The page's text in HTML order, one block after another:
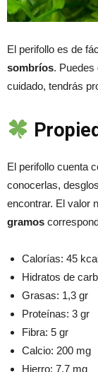
El perifollo es de
sombríos. Puedes
cuidado, tendrás
El perifollo cuenta
conocerlas,
encontrar. El valor
gramos
Calorías: 45
Hidratos de
Grasas: 1,3 gr
Proteínas: 3 gr
Fibra: 5 gr
Calcio: 200 mg
Hierro: 7,7 mg